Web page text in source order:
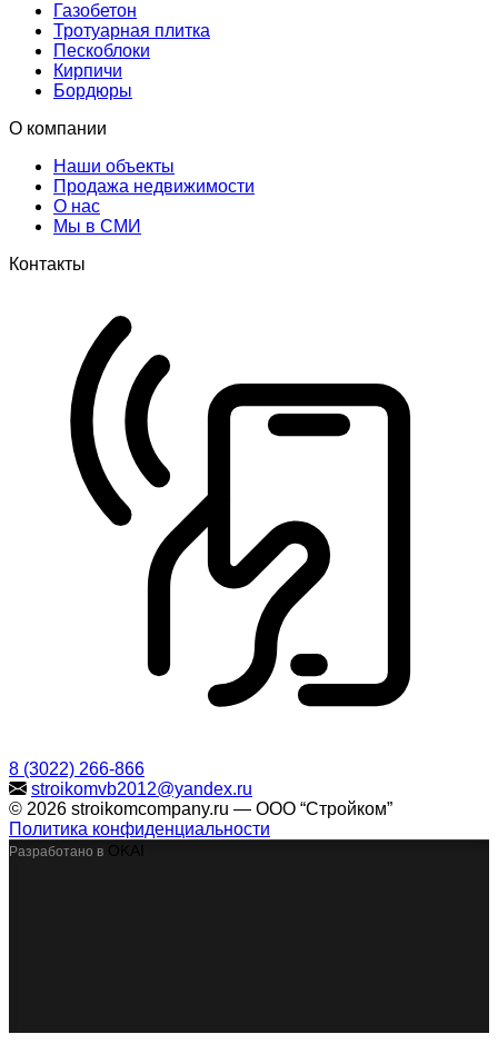
Газобетон
Тротуарная плитка
Пескоблоки
Кирпичи
Бордюры
О компании
Наши объекты
Продажа недвижимости
О нас
Мы в СМИ
Контакты
8 (3022) 266-866
stroikomvb2012@yandex.ru
© 2026 stroikomcompany.ru — ООО “Стройком”
Политика конфиденциальности
Разработано в OKAI